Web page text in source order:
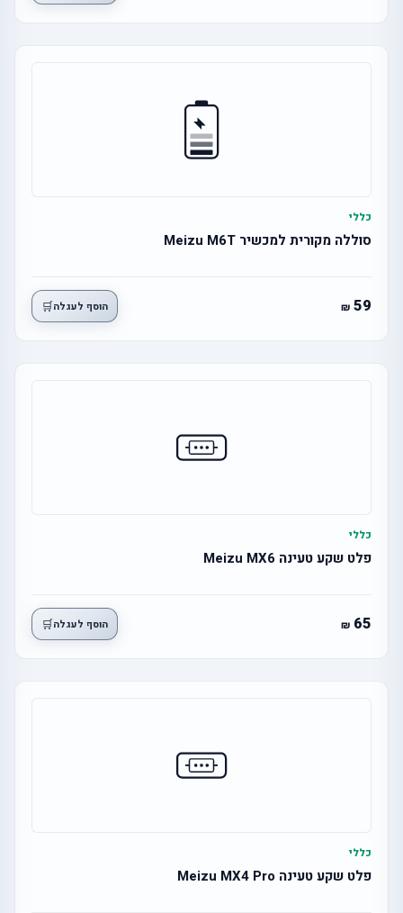
כללי
סוללה מקורית למכשיר Meizu M6T
59 הוסף לעגלה🛒
כללי
פלט שקע טעינה Meizu MX6
65 הוסף לעגלה🛒
כללי
פלט שקע טעינה Meizu MX4 Pro